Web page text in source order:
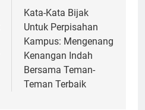
Kata-Kata Bijak
Untuk Perpisahan
Kampus: Mengenang
Kenangan Indah
Bersama Teman-
Teman Terbaik